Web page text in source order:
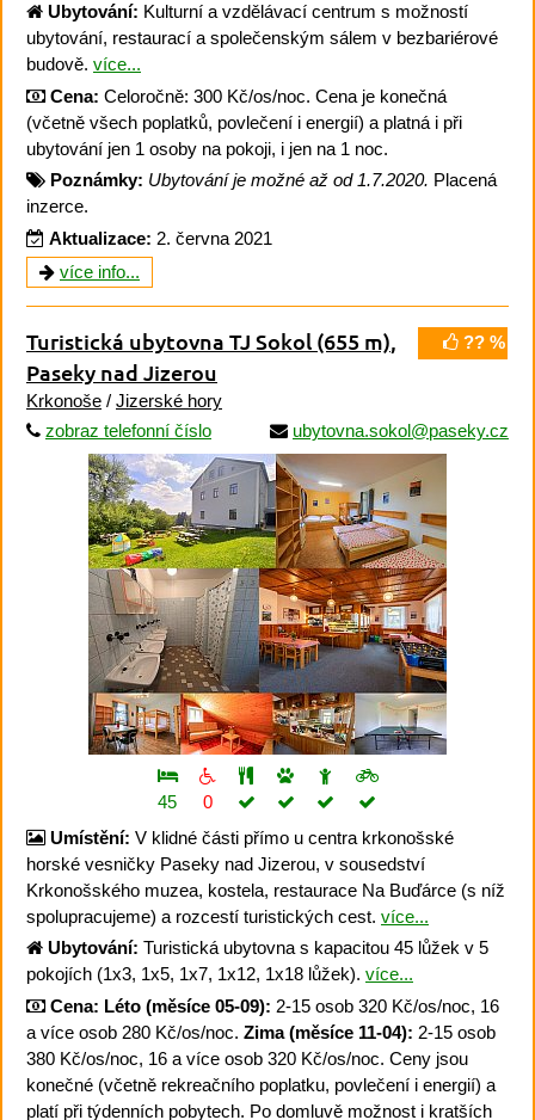
Ubytování: Kulturní a vzdělávací centrum s možností
ubytování, restaurací a společenským sálem v bezbariérové
budově. více...
Cena: Celoročně: 300 Kč/os/noc. Cena je konečná
(včetně všech poplatků, povlečení i energií) a platná i při
ubytování jen 1 osoby na pokoji, i jen na 1 noc.
Poznámky: Ubytování je možné až od 1.7.2020. Placená
inzerce.
Aktualizace: 2. června 2021
více info...
?? %
Turistická ubytovna TJ Sokol (655 m),
Paseky nad Jizerou
Krkonoše / Jizerské hory
zobraz telefonní číslo
ubytovna.sokol@paseky.cz
45
0
Umístění: V klidné části přímo u centra krkonošské
horské vesničky Paseky nad Jizerou, v sousedství
Krkonošského muzea, kostela, restaurace Na Buďárce (s níž
spolupracujeme) a rozcestí turistických cest. více...
Ubytování: Turistická ubytovna s kapacitou 45 lůžek v 5
pokojích (1x3, 1x5, 1x7, 1x12, 1x18 lůžek). více...
Cena: Léto (měsíce 05-09): 2-15 osob 320 Kč/os/noc, 16
a více osob 280 Kč/os/noc. Zima (měsíce 11-04): 2-15 osob
380 Kč/os/noc, 16 a více osob 320 Kč/os/noc. Ceny jsou
konečné (včetně rekreačního poplatku, povlečení i energií) a
platí při týdenních pobytech. Po domluvě možnost i kratších